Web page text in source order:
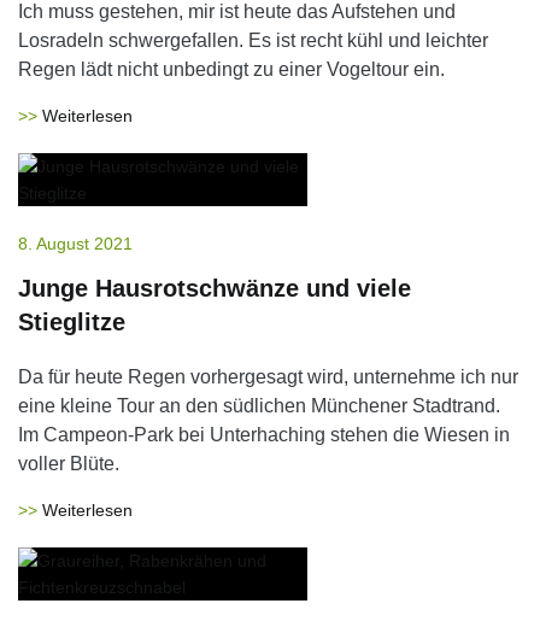
Ich muss gestehen, mir ist heute das Aufstehen und
Losradeln schwergefallen. Es ist recht kühl und leichter
Regen lädt nicht unbedingt zu einer Vogeltour ein.
Weiterlesen
8. August 2021
Junge Hausrotschwänze und viele
Stieglitze
Da für heute Regen vorhergesagt wird, unternehme ich nur
eine kleine Tour an den südlichen Münchener Stadtrand.
Im Campeon-Park bei Unterhaching stehen die Wiesen in
voller Blüte.
Weiterlesen